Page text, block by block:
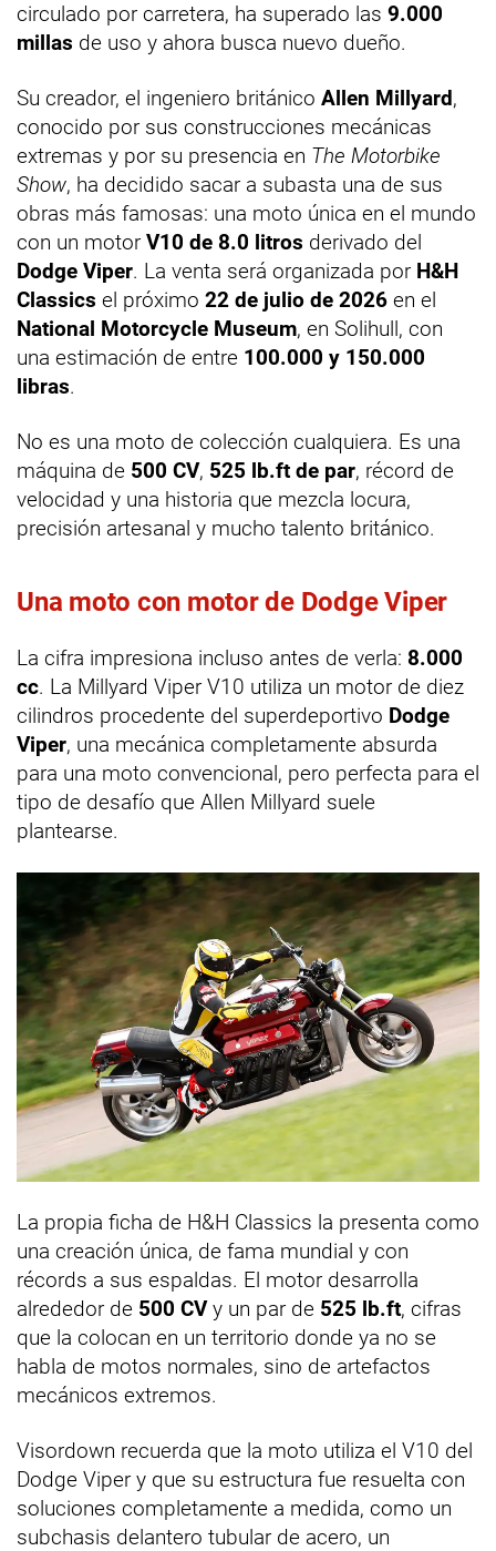
circulado por carretera, ha superado las 9.000
millas de uso y ahora busca nuevo dueño.
Su creador, el ingeniero británico Allen Millyard,
conocido por sus construcciones mecánicas
extremas y por su presencia en The Motorbike
Show, ha decidido sacar a subasta una de sus
obras más famosas: una moto única en el mundo
con un motor V10 de 8.0 litros derivado del
Dodge Viper. La venta será organizada por H&H
Classics el próximo 22 de julio de 2026 en el
National Motorcycle Museum, en Solihull, con
una estimación de entre 100.000 y 150.000
libras.
No es una moto de colección cualquiera. Es una
máquina de 500 CV, 525 lb.ft de par, récord de
velocidad y una historia que mezcla locura,
precisión artesanal y mucho talento británico.
Una moto con motor de Dodge Viper
La cifra impresiona incluso antes de verla: 8.000
cc. La Millyard Viper V10 utiliza un motor de diez
cilindros procedente del superdeportivo Dodge
Viper, una mecánica completamente absurda
para una moto convencional, pero perfecta para el
tipo de desafío que Allen Millyard suele
plantearse.
La propia ficha de H&H Classics la presenta como
una creación única, de fama mundial y con
récords a sus espaldas. El motor desarrolla
alrededor de 500 CVy un par de 525 lb.ft, cifras
que la colocan en un territorio donde ya no se
habla de motos normales, sino de artefactos
mecánicos extremos.
Visordown recuerda que la moto utiliza el V10 del
Dodge Viper y que su estructura fue resuelta con
soluciones completamente a medida, como un
subchasis delantero tubular de acero, un